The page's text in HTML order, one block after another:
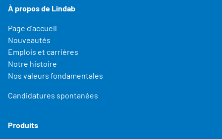
À propos de Lindab
Page d'accueil
Nouveautés
Emplois et carrières
Notre histoire
Nos valeurs fondamentales
Candidatures spontanées
Produits